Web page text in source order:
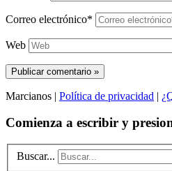
Correo electrónico*
Web
Marcianos | Política de privacidad |
Comienza a escribir y
Buscar...